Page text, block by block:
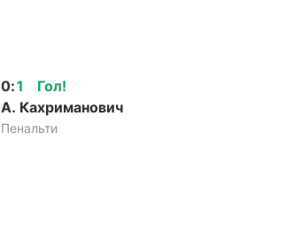
Гол!
0:1
А. Кахриманович
Пенальти